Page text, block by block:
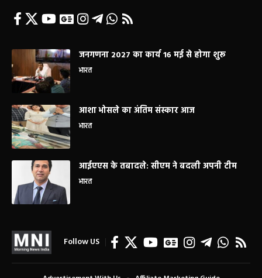
जनगणना 2027 का कार्य 16 मई से होगा शुरू
भारत
आशा भोसले का अंतिम संस्कार आज
भारत
आईएएस के तबादले: सीएम ने बदली अपनी टीम
भारत
Follow US